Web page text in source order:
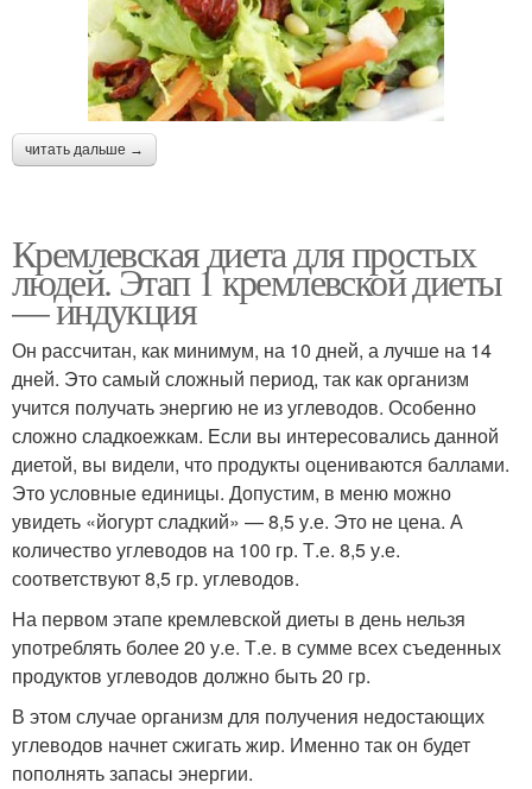
читать дальше →
Кремлевская диета для простых
людей. Этап 1 кремлевской диеты
— индукция
Он рассчитан, как минимум, на 10 дней, а лучше на 14
дней. Это самый сложный период, так как организм
учится получать энергию не из углеводов. Особенно
сложно сладкоежкам. Если вы интересовались данной
диетой, вы видели, что продукты оцениваются баллами.
Это условные единицы. Допустим, в меню можно
увидеть «йогурт сладкий» — 8,5 у.е. Это не цена. А
количество углеводов на 100 гр. Т.е. 8,5 у.е.
соответствуют 8,5 гр. углеводов.
На первом этапе кремлевской диеты в день нельзя
употреблять более 20 у.е. Т.е. в сумме всех съеденных
продуктов углеводов должно быть 20 гр.
В этом случае организм для получения недостающих
углеводов начнет сжигать жир. Именно так он будет
пополнять запасы энергии.